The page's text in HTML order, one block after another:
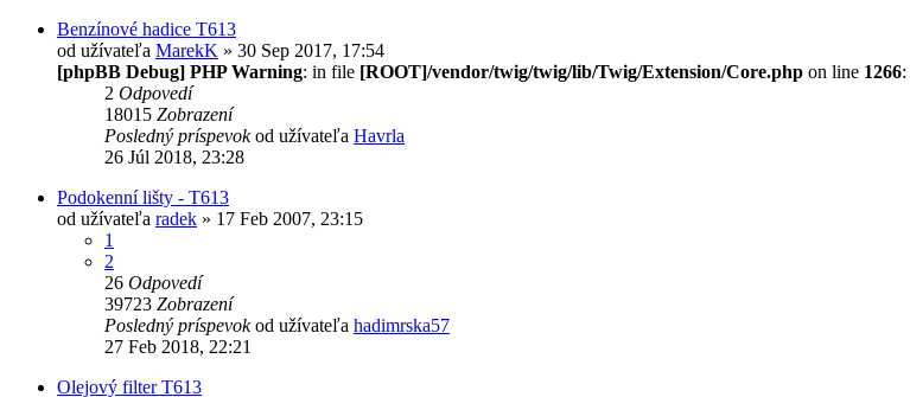
Benzínové hadice T613
od užívateľa MarekK » 30 Sep 2017, 17:54
[phpBB Debug] PHP Warning: in file [ROOT]/vendor/twig/twig/lib/Twig/Extension/Core.php on line 1266:
2 Odpovedí
18015 Zobrazení
Posledný príspevokod užívateľa Havrla
26 Júl 2018, 23:28
Podokenní lišty - T613
od užívateľa radek » 17 Feb 2007, 23:15
1
2
26 Odpovedí
39723 Zobrazení
Posledný príspevokod užívateľa hadimrska57
27 Feb 2018, 22:21
Olejový filter T613